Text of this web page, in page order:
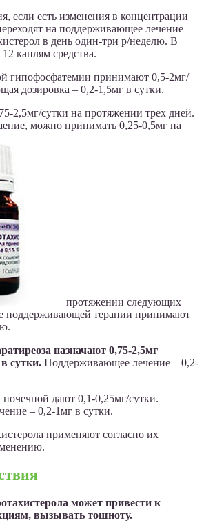
если есть изменения в концентрации
на поддерживающее лечение –
в день один-три р/неделю. В
каплям средства.
гипофосфатемии принимают 0,5-2мг/
дозировка – 0,2-1,5мг в сутки.
2,5мг/сутки на протяжении трех дней.
можно принимать 0,25-0,5мг на
протяжении следующих
поддерживающей терапии принимают
назначают 0,75-2,5мг
сутки. Поддерживающее лечение – 0,2-
дают 0,1-0,25мг/сутки.
– 0,2-1мг в сутки.
применяют согласно их
может привести к
вызывать тошноту.